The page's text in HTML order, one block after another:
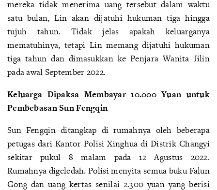
mereka tidak menerima uang tersebut dalam waktu
satu bulan, Lin akan dijatuhi hukuman tiga hingga
tujuh tahun. Tidak jelas apakah keluarganya
mematuhinya, tetapi Lin memang dijatuhi hukuman
tiga tahun dan dimasukkan ke Penjara Wanita Jilin
pada awal September 2022.
Keluarga Dipaksa Membayar 10.000 Yuan untuk
Pembebasan Sun Fengqin
Sun Fengqin ditangkap di rumahnya oleh beberapa
petugas dari Kantor Polisi Xinghua di Distrik Changyi
sekitar pukul 8 malam pada 12 Agustus 2022.
Rumahnya digeledah. Polisi menyita semua buku Falun
Gong dan uang kertas senilai 2.300 yuan yang berisi